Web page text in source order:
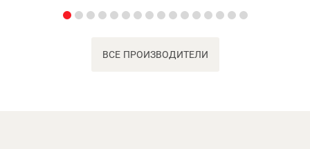
ВСЕ ПРОИЗВОДИТЕЛИ